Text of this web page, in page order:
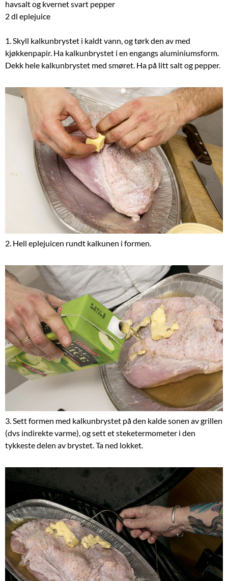
havsalt og kvernet svart pepper
2 dl eplejuice
1. Skyll kalkunbrystet i kaldt vann, og tørk den av med
kjøkkenpapir. Ha kalkunbrystet i en engangs aluminiumsform.
Dekk hele kalkunbrystet med smøret. Ha på litt salt og pepper.
2. Hell eplejuicen rundt kalkunen i formen.
3. Sett formen med kalkunbrystet på den kalde sonen av grillen
(dvs indirekte varme), og sett et steketermometer i den
tykkeste delen av brystet. Ta ned lokket.